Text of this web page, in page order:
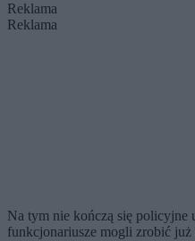
Reklama
Reklama
Na tym nie kończą się policyjne
funkcjonariusze mogli zrobić